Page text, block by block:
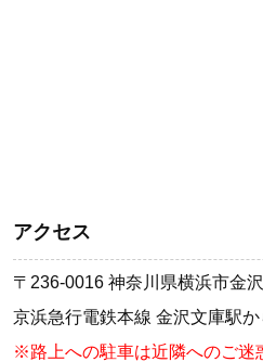
アクセス
〒236-0016 神奈川県横浜市金
京浜急行電鉄本線 金沢文庫駅
※路上への駐車は近隣へのご迷